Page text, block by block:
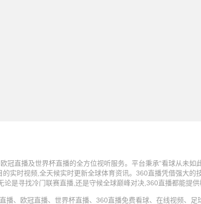
冠直播及世界杯直播的全方位视听服务。平台秉承“看球从未如
实时视频,全天候实时更新全球体育资讯。360直播凭借强大的
是寻找冷门联赛直播,还是守候全球巅峰对决,360直播都能提供
、欧冠直播、世界杯直播、360直播免费看球、在线视频、足